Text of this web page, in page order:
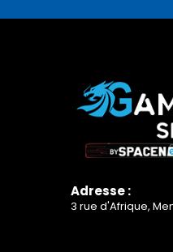
Adresse :
3 rue d'Afrique,